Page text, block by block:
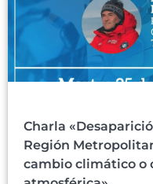
Charla
Región
cambio climático o